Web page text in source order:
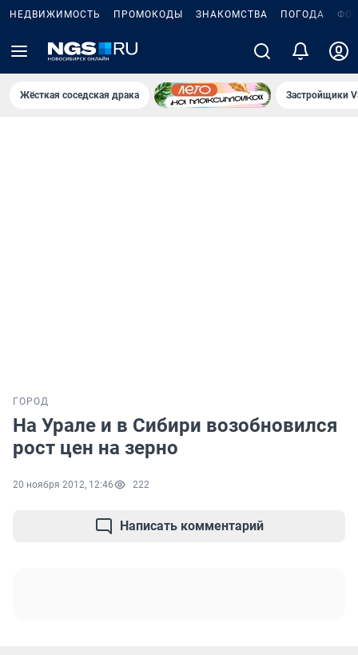
НЕДВИЖИМОСТЬ ПРОМОКОДЫ ЗНАКОМСТВА ПОГОДА
Жёсткая соседская драка Застройщики
ГОРОД
На Урале и в Сибири возобновился
рост цен на зерно
20 ноября 2012, 12:46 222
Написать комментарий